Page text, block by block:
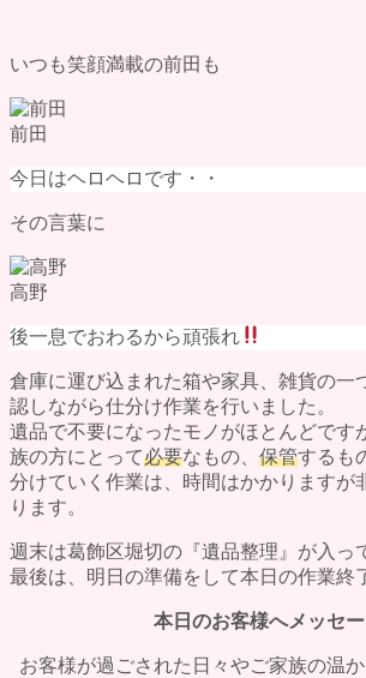
ブログ
お問い合わせ
いつも笑顔満載の前田も
前田
今日はヘロヘロです・・
その言葉に
高野
後一息でおわるから頑張れ
倉庫に運び込まれた箱や家具、雑貨の一
認しながら仕分け作業を行いました。
遺品で不要になったモノがほとんどです
族の方にとって必要なもの、 保管するも
分けていく作業は、時間はかかりますが
ります。
週末は葛飾区堀切の『遺品整理』が入っ
最後は、明日の準備をして本日の作業終
本日のお客様へメッセ
お客様が過ごされた日々やご家族の温